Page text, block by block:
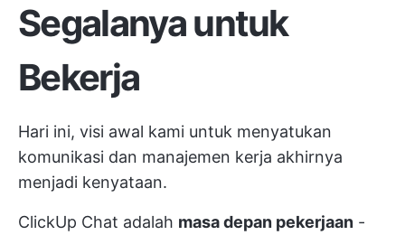
Segalanya untuk
Bekerja
Hari ini, visi awal kami untuk menyatukan
komunikasi dan manajemen kerja akhirnya
menjadi kenyataan.
ClickUp Chat adalah masa depan pekerjaan -